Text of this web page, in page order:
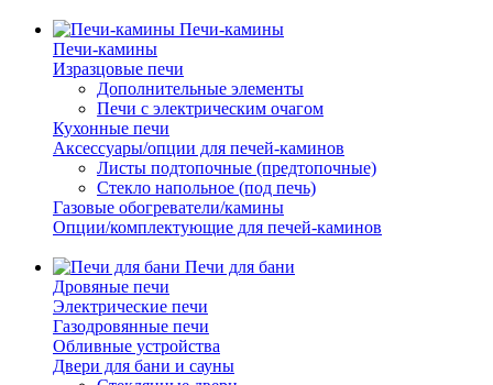
Печи-камины
Печи-камины
Изразцовые печи
Дополнительные элементы
Печи с электрическим очагом
Кухонные печи
Аксессуары/опции для печей-каминов
Листы подтопочные (предтопочные)
Стекло напольное (под печь)
Газовые обогреватели/камины
Опции/комплектующие для печей-каминов
Печи для бани
Дровяные печи
Электрические печи
Газодровянные печи
Обливные устройства
Двери для бани и сауны